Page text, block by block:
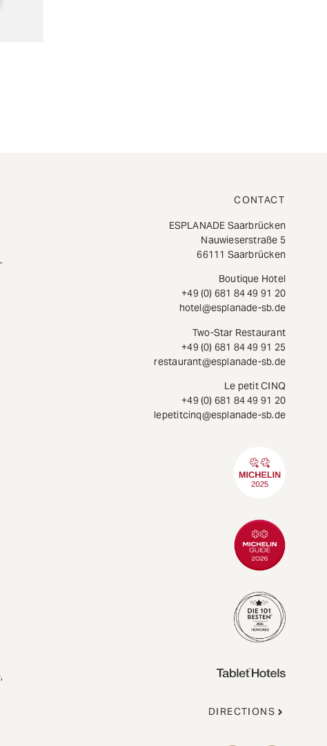
CONTACT
ESPLANADE Saarbrücken
Nauwieserstraße 5
66111 Saarbrücken
Boutique Hotel
+49 (0) 681 84 49 91 20
hotel@esplanade-sb.de
Two-Star Restaurant
+49 (0) 681 84 49 91 25
restaurant@esplanade-sb.de
Le petit CINQ
+49 (0) 681 84 49 91 20
lepetitcinq@esplanade-sb.de
DIRECTIONS